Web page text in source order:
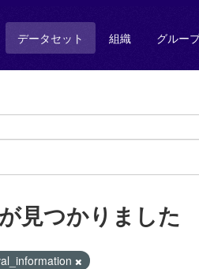
データセット 組織 グルー
見つかりました